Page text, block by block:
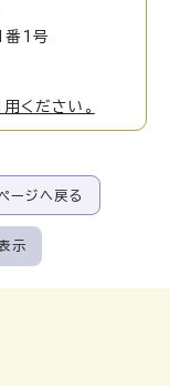
1号
ください。
ージへ戻る
示